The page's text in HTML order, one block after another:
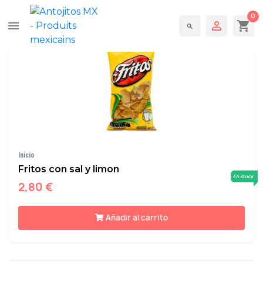
menu search  shopping_cart
0
Inicio
Fritos con sal y limon
2,80 €
En stock
Añadir al carrito